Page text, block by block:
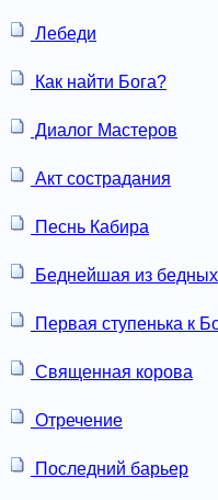
Лебеди
Как найти Бога?
Диалог Мастеров
Акт сострадания
Песнь Кабира
Беднейшая из бедных
Первая ступенька к
Священная корова
Отречение
Последний барьер